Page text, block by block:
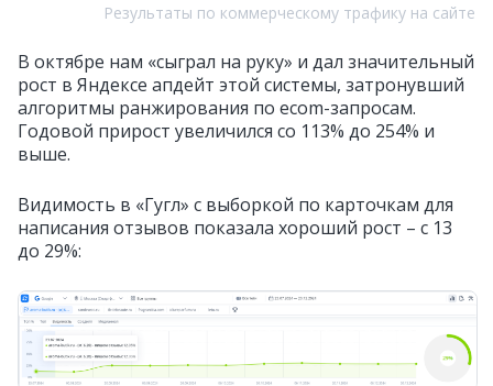
Результаты по коммерческому трафику на сайте
В октябре нам «сыграл на руку» и дал значительный
рост в Яндексе апдейт этой системы, затронувший
алгоритмы ранжирования по ecom-запросам.
Годовой прирост увеличился со 113% до 254% и
выше.
Видимость в «Гугл» с выборкой по карточкам для
написания отзывов показала хороший рост – с 13
до 29%: